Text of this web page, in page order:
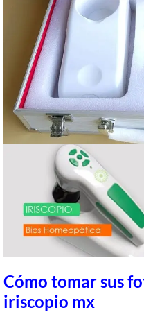
Cómo tomar sus
iriscopio mx